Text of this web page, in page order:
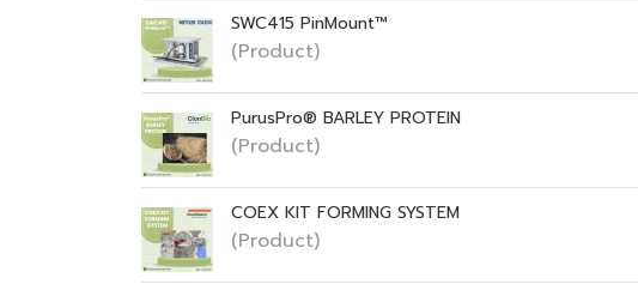
SWC415 PinMount™
(Product)
PurusPro® BARLEY PROTEIN
(Product)
COEX KIT FORMING SYSTEM
(Product)